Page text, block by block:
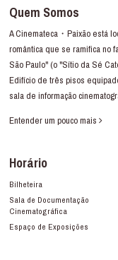
Quem Somos
A Cinemateca・Paixão está
romântica que se ramifica no
São Paulo" (o "Sítio da Sé
Edifício de três pisos
sala de informação
Entender um pouco mais
Horário
Bilheteira
Sala de Documentação
Cinematográfica
Espaço de Exposições